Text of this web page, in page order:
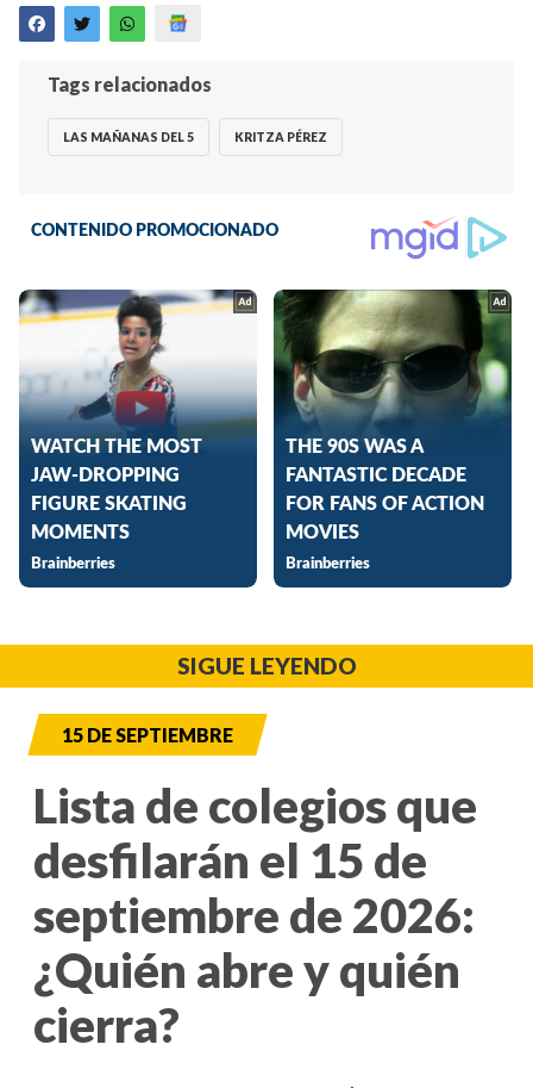
Tags relacionados
LAS MAÑANAS DEL 5 KRITZA PÉREZ
SIGUE LEYENDO
15 DE SEPTIEMBRE
Lista de colegios que
desfilarán el 15 de
septiembre de 2026:
¿Quién abre y quién
cierra?